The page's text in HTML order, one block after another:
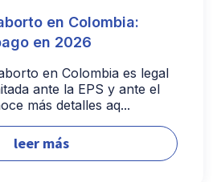
en Colombia:
en 2026
en Colombia es legal
ante la EPS y ante el
más detalles aq...
leer más